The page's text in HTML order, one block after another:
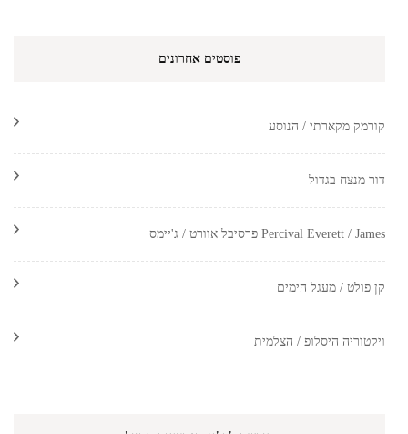
פוסטים אחרונים
קורמק מקארתי / הנוסע
דור מנצח בגדול
Percival Everett / James פרסיבל אוורט / ג'יימס
קן פולט / מעגל הימים
ויקטוריה היסלופ / הצלמית